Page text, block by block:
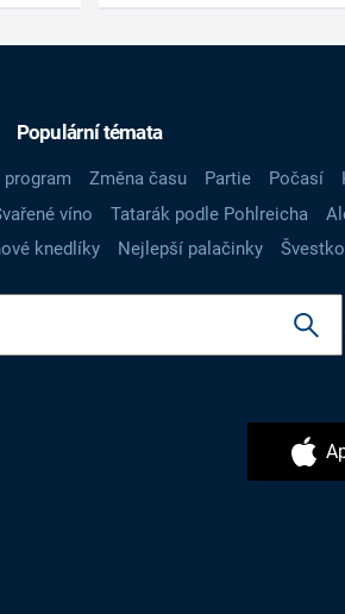
Populární témata
program Změna času Partie Počasí
víno Tatarák podle Pohlreicha
knedlíky Nejlepší palačinky